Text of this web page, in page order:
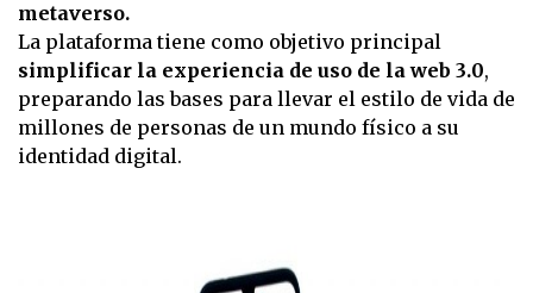
metaverso.
La plataforma tiene como objetivo principal
simplificar la experiencia de uso de la web 3.0,
preparando las bases para llevar el estilo de vida de
millones de personas de un mundo físico a su
identidad digital.